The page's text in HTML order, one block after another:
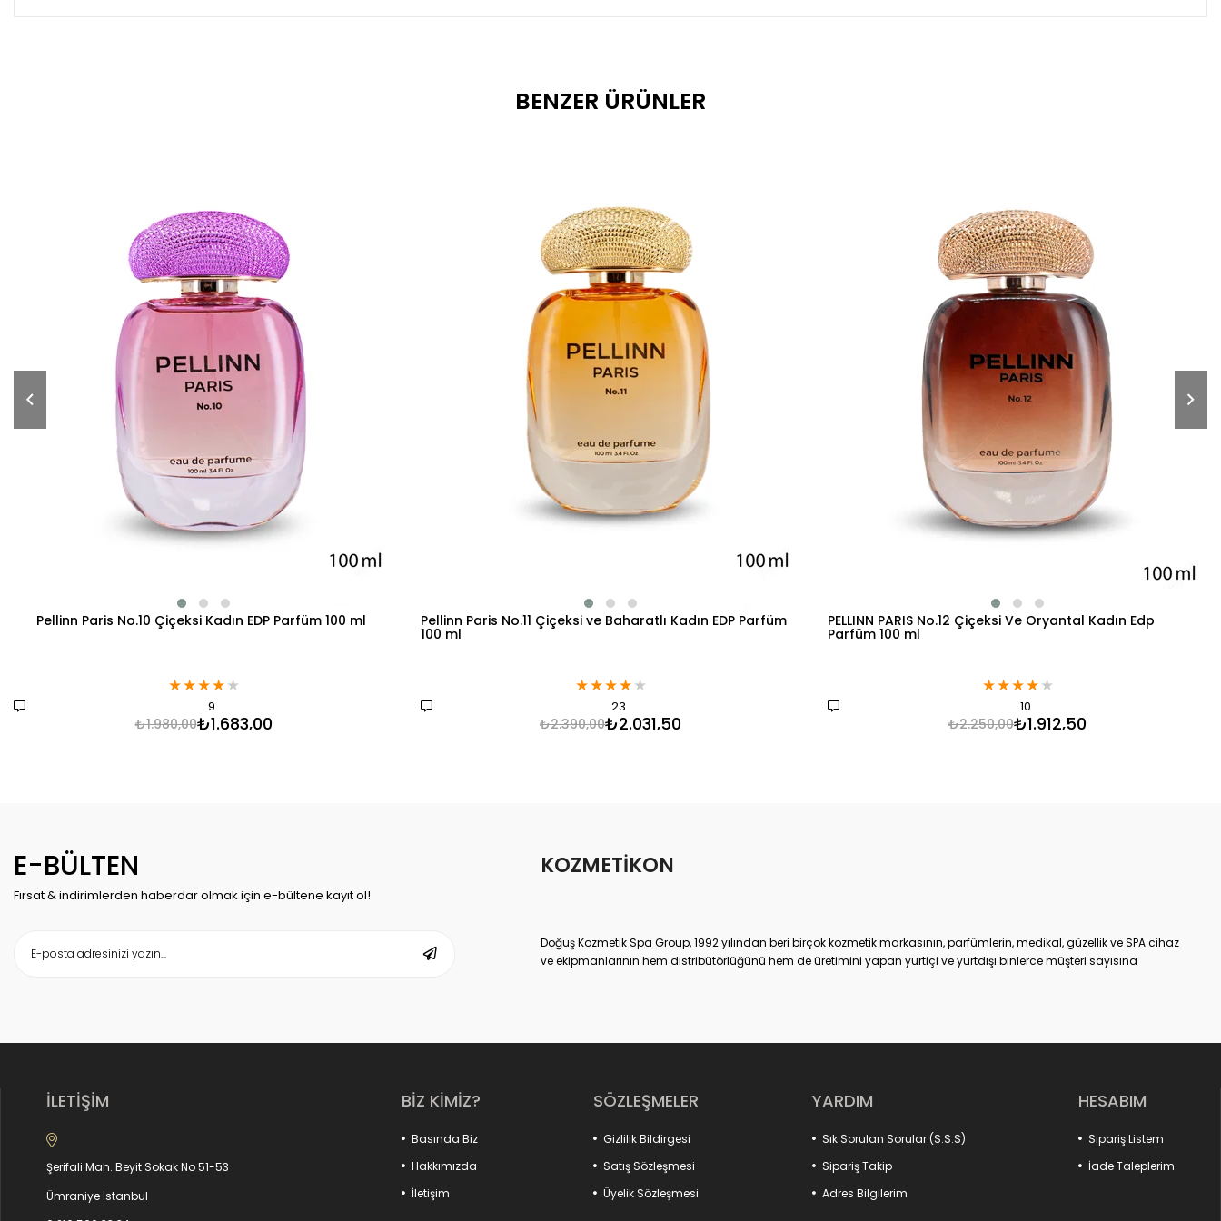
BENZER ÜRÜNLER
Pellinn Paris No.10 Çiçeksi Kadın EDP Parfüm 100 ml
★★★★★
9
₺1.683,00
₺1.980,00
Pellinn Paris No.11 Çiçeksi ve Baharatlı Kadın EDP Parfüm
100 ml
★★★★★
23
₺2.031,50
₺2.390,00
PELLINN PARIS No.12 Çiçeksi Ve Oryantal Kadın Edp
Parfüm 100 ml
★★★★★
10
₺1.912,50
₺2.250,00
E-BÜLTEN
Fırsat & indirimlerden haberdar olmak için e-bültene kayıt ol!
KOZMETİKON
Doğuş Kozmetik Spa Group, 1992 yılından beri birçok kozmetik markasının, parfümlerin, medikal, güzellik ve SPA cihaz
ve ekipmanlarının hem distribütörlüğünü hem de üretimini yapan yurtiçi ve yurtdışı binlerce müşteri sayısına
sektörüne de yansıtmıştır.
İLETİŞİM
Şerifali Mah. Beyit Sokak No 51-53
Ümraniye İstanbul
BİZ KİMİZ?
Basında Biz
Hakkımızda
İletişim
SÖZLEŞMELER
Gizlilik Bildirgesi
Satış Sözleşmesi
Üyelik Sözleşmesi
YARDIM
Sık Sorulan Sorular (S.S.S)
Sipariş Takip
Adres Bilgilerim
HESABIM
Sipariş Listem
İade Taleplerim